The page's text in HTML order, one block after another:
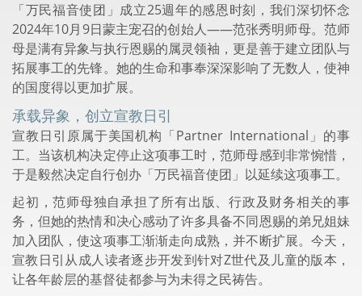
「万民福音使团」成立25週年的感恩时刻，我们深切怀念
2024年10月9日蒙主宠召的创始人——范张秀明师母。范师
母是满有异象与执行恩赐的属灵领袖，更是善于建立团队与
拓展事工的先锋。她的生命和事奉深深影响了无数人，使神
的国度得以更加扩展。
承载异象，创立宣教日引
宣教日引原属于美国机构「Partner International」的事
工。当该机构决定停止这项事工时，范师母感到非常惋惜，
于是毅然决定自行创办「万民福音使团」以延续这项事工。
起初，范师母独自承担了所有出版、行政及财务相关的事
务，但她的热情和决心感动了许多具备不同恩赐的弟兄姐妹
加入团队，使这项事工渐渐走向成熟，并不断扩展。今天，
宣教日引从成人读者逐步开发到针对Z世代及儿童的版本，
让各年龄层的基督徒都参与为未得之民祷告。